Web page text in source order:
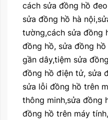
cách sửa đồng hồ
sửa đồng hồ hà
tường,cách sửa đồng
đồng hồ, sửa đồng
gần dây,tiệm sửa
đồng hồ điện tử, sửa
sửa lỗi đồng hồ trên
thông minh,sửa đồng
đồng hồ trên máy